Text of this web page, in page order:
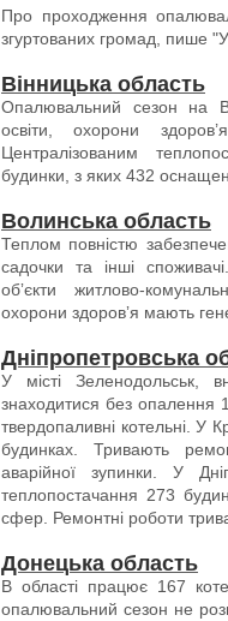
Про проходження
згуртованих громад, пише
Вінницька область
Опалювальний сезон на
освіти, охорони
Централізованим
будинки, з яких 432
Волинська область
Теплом повністю
садочки та інші
обʼєкти житлово-
охорони здоровʼя мають
Дніпропетровська
У місті Зеленодольськ,
знаходитися без опалення
твердопаливні котельні. У
будинках. Тривають
аварійної зупинки. У
теплопостачання 273
сфер. Ремонтні роботи
Донецька область
В області працює 167
опалювальний сезон не